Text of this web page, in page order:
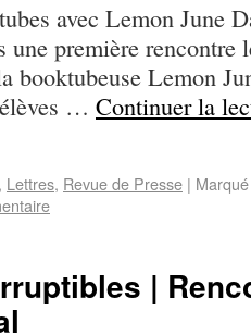
avec Lemon June
première rencontre
booktubeuse Lemon
… Continuer la
, Lettres, Revue de Presse |
|